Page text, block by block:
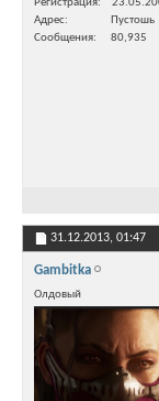
Адрес
Пустошь
Сообщения
80,935
31.12.2013, 01:47
Gambitka
Олдовый